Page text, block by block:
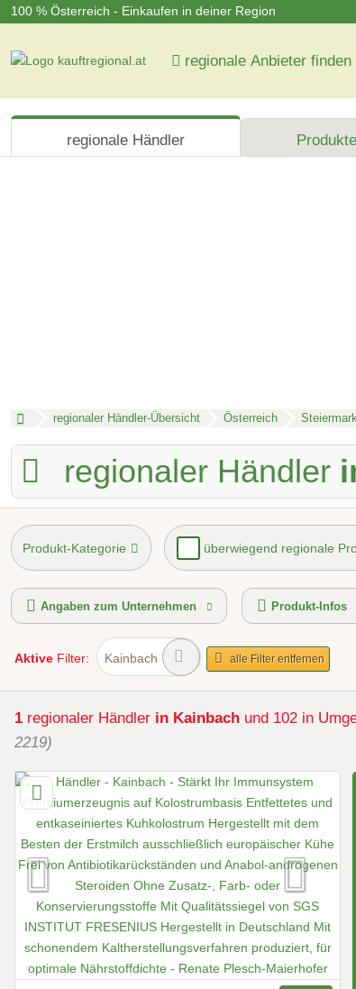
100 % Österreich - Einkaufen in deiner Region
regionale Anbieter finden
regionale Händler Produkte
regionaler Händler-Übersicht Österreich
regionaler Händler
Produkt-Kategorie überwiegend regionale
Zahlungsmöglichkeiten
Selbstabholung
Angaben zum Unternehmen Produkt-Infos
Aktive Filter: Kainbach alle Filter entfernen
1 regionaler Händler in Kainbach und 102 in
2219)